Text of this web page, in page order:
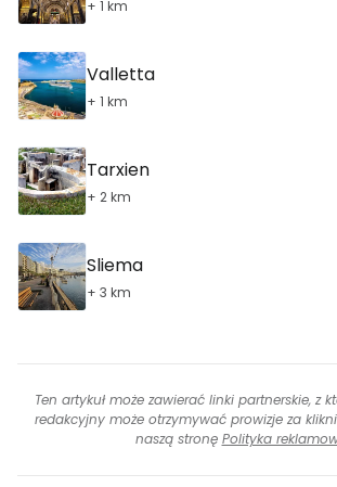
+ 1 km
Valletta
+ 1 km
Tarxien
+ 2 km
Sliema
+ 3 km
Ten artykuł może zawierać linki partnerskie, z
redakcyjny może otrzymywać prowizje za
naszą stronę Polityka